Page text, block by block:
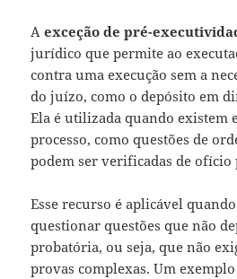
Aexceção de pré-
jurídico que permite ao
contra uma execução sem a
do juízo, como o depósito em
Ela é utilizada quando existem
processo, como questões de
podem ser verificadas de ofício
Esse recurso é aplicável
questionar questões que não
probatória, ou seja, que não
provas complexas. Um